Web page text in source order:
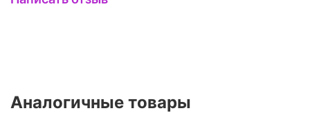
Аналогичные товары